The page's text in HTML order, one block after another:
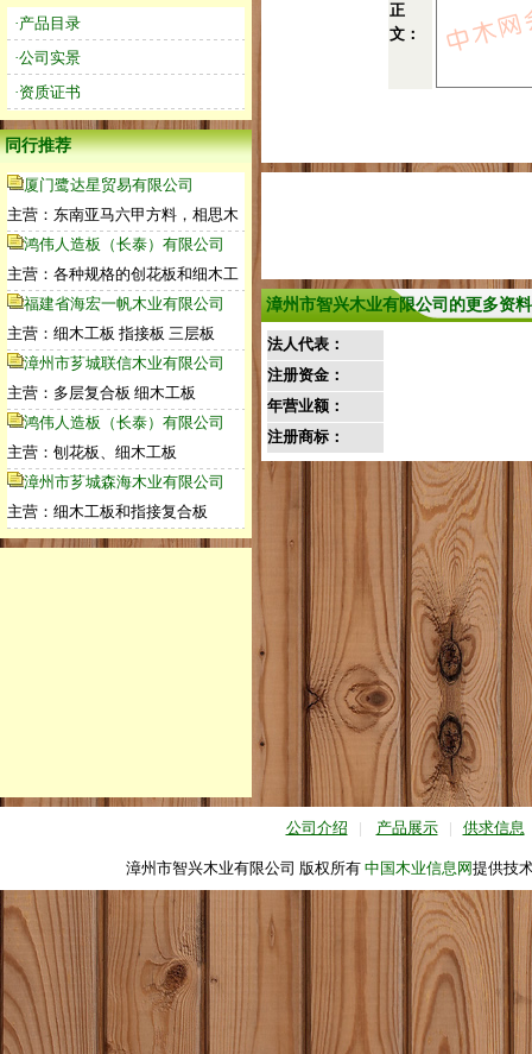
·产品目录
·公司实景
·资质证书
同行推荐
厦门鹭达星贸易有限公司
主营：东南亚马六甲方料，相思木
鸿伟人造板（长泰）有限公司
主营：各种规格的创花板和细木工
福建省海宏一帆木业有限公司
主营：细木工板 指接板 三层板
漳州市芗城联信木业有限公司
主营：多层复合板 细木工板
鸿伟人造板（长泰）有限公司
主营：刨花板、细木工板
漳州市芗城森海木业有限公司
主营：细木工板和指接复合板
正
文：
漳州市智兴木业有限公司的更多资料
法人代表：
注册资金：
年营业额：
注册商标：
公司介绍 | 产品展示 | 供求信息
漳州市智兴木业有限公司 版权所有 中国木业信息网提供技